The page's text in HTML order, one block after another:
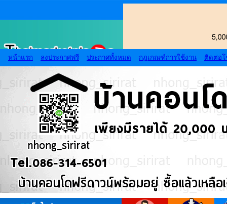
หน้าแรก ลงประกาศฟรี ประกาศทั้งหมด กฏเกณฑ์การใช้งาน ติดต่อ